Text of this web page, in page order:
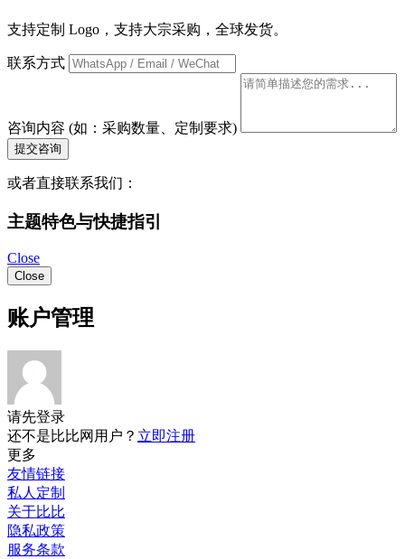
支持定制 Logo，支持大宗采购，全球发货。
联系方式
咨询内容 (如：采购数量、定制要求)
提交咨询
或者直接联系我们：
主题特色与快捷指引
Close
Close
账户管理
请先登录
还不是比比网用户？ 立即注册
更多
友情链接
私人定制
关于比比
隐私政策
服务条款